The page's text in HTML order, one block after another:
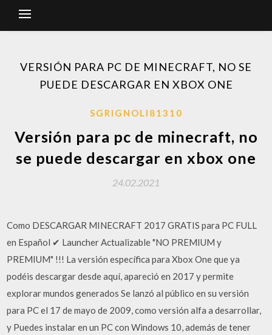
VERSIÓN PARA PC DE MINECRAFT, NO SE
PUEDE DESCARGAR EN XBOX ONE
SGRIGNOLI81310
Versión para pc de minecraft, no
se puede descargar en xbox one
24.02.2021
Como DESCARGAR MINECRAFT 2017 GRATIS para PC FULL
en Español ✔ Launcher Actualizable "NO PREMIUM y
PREMIUM" !!! La versión específica para Xbox One que ya
podéis descargar desde aquí, apareció en 2017 y permite
explorar mundos generados Se lanzó al público en su versión
para PC el 17 de mayo de 2009, como versión alfa a desarrollar,
y Puedes instalar en un PC con Windows 10, además de tener